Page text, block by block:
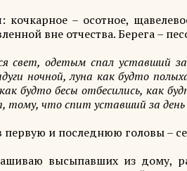
кочкарное – осотное,
вне отчества. Берега –
свет, одетым спал уставший
ночной, луна как будто
будто бесы отбесились, как
тому, что спит уставший за
первую и последнюю головы –
высыпавших из дому,